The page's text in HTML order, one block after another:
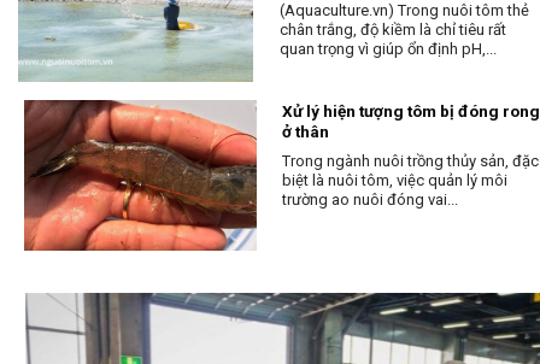
(Aquaculture.vn) Trong nuôi tôm thẻ
chân trắng, độ kiềm là chỉ tiêu rất
quan trọng vì giúp ổn định pH,...
Xử lý hiện tượng tôm bị đóng rong
ở thân
Trong ngành nuôi trồng thủy sản, đặc
biệt là nuôi tôm, việc quản lý môi
trường ao nuôi đóng vai...